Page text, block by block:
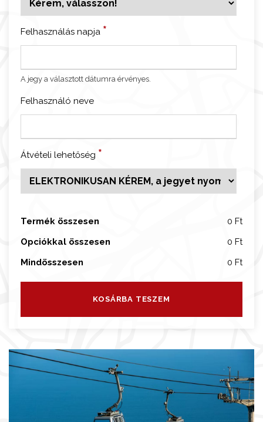
d
n
a
-
k
l
ó
m
e
i
Felhasználás napja *
A jegy a választott dátumra érvényes.
Felhasználó neve
Átvételi lehetőség *
Termék összesen
0 Ft
Opciókkal összesen
0 Ft
Mindösszesen
0 Ft
KOSÁRBA TESZEM